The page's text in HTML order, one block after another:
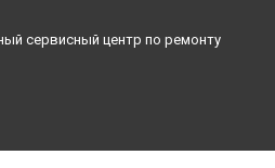
сервисный центр по ремонту